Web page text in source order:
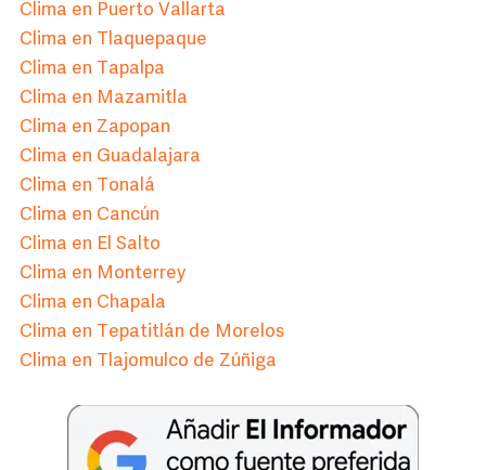
Clima en Puerto Vallarta
Clima en Tlaquepaque
Clima en Tapalpa
Clima en Mazamitla
Clima en Zapopan
Clima en Guadalajara
Clima en Tonalá
Clima en Cancún
Clima en El Salto
Clima en Monterrey
Clima en Chapala
Clima en Tepatitlán de Morelos
Clima en Tlajomulco de Zúñiga